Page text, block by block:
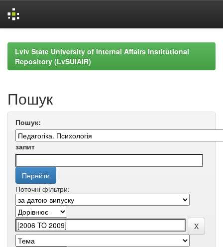
navigationLviv State University of Internal Affairs Institutional
Repository (LvSUIAIR)
Пошук
Пошук:
запит
Поточні фільтри: